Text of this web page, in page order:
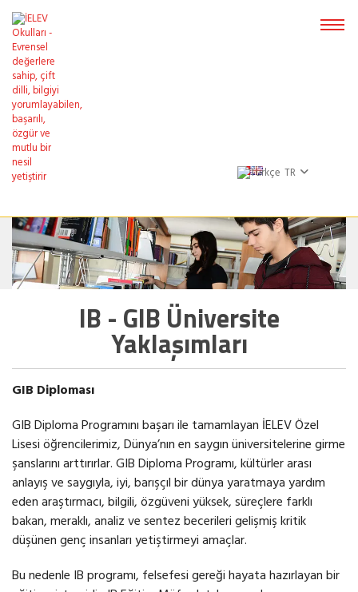
TR
IB - GIB Üniversite
Yaklaşımları
GIB Diploması
GIB Diploma Programını başarı ile tamamlayan İELEV Özel
Lisesi öğrencilerimiz, Dünya’nın en saygın üniversitelerine girme
şanslarını arttırırlar. GIB Diploma Programı, kültürler arası
anlayış ve saygıyla, iyi, barışçıl bir dünya yaratmaya yardım
eden araştırmacı, bilgili, özgüveni yüksek, süreçlere farklı
bakan, meraklı, analiz ve sentez becerileri gelişmiş kritik
düşünen genç insanları yetiştirmeyi amaçlar.
Bu nedenle IB programı, felsefesi gereği hayata hazırlayan bir